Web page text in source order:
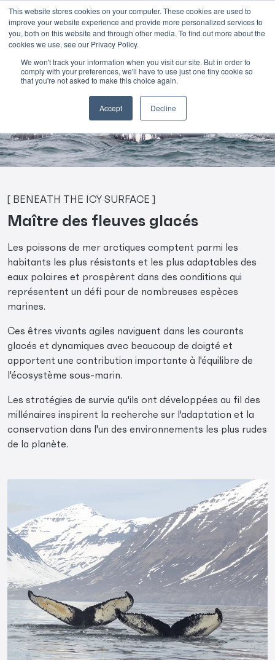
This website stores cookies on your computer. These cookies are used to
improve your website experience and provide more personalized services to
you, both on this website and through other media. To find out more about the
cookies we use, see our Privacy Policy.
We won't track your information when you visit our site. But in order to
comply with your preferences, we'll have to use just one tiny cookie so
that you're not asked to make this choice again.
Accept Decline
Skip to main content
Poisson de mer arctique
[ BENEATH THE ICY SURFACE ]
Maître des fleuves glacés
Les poissons de mer arctiques comptent parmi les
habitants les plus résistants et les plus adaptables des
eaux polaires et prospèrent dans des conditions qui
représentent un défi pour de nombreuses espèces
marines.
Ces êtres vivants agiles naviguent dans les courants
glacés et dynamiques avec beaucoup de doigté et
apportent une contribution importante à l'équilibre de
l'écosystème sous-marin.
Les stratégies de survie qu'ils ont développées au fil des
millénaires inspirent la recherche sur l'adaptation et la
conservation dans l'un des environnements les plus rudes
de la planète.